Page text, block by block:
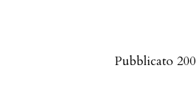
Pubblicato